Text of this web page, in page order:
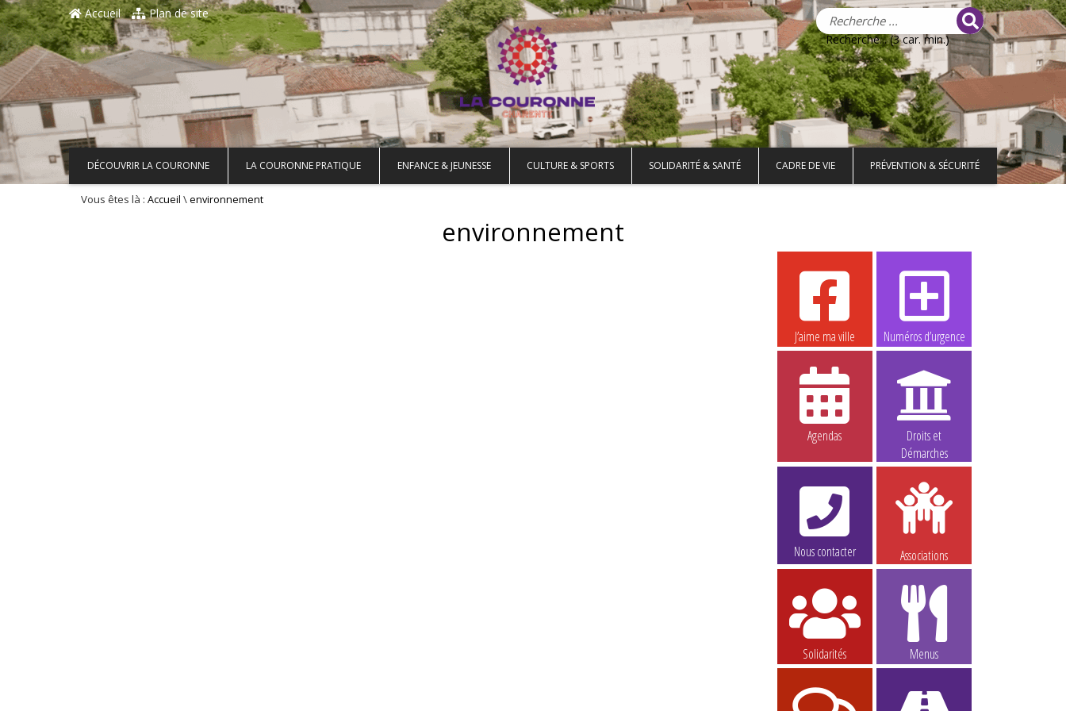
Aller au contenu principal
Accueil
Plan de site
Recherche... (3 car. min.)
DÉCOUVRIR LA COURONNE LA COURONNE PRATIQUE ENFANCE & JEUNESSE CULTURE & SPORTS SOLIDARITÉ & SANTÉ CADRE DE VIE PRÉVENTION & SÉCURITÉ
Vous êtes là : Accueil \environnement
environnement
J’aime ma ville Numéros d’urgence
Agendas
Droits et
Démarches
Nous contacter Associations
Solidarités Menus